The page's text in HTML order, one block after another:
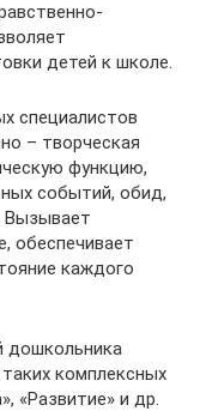
детей к школе.
специалистов
– творческая
функцию,
событий, обид,
Вызывает
обеспечивает
каждого
дошкольника
комплексных
«Развитие» и др.